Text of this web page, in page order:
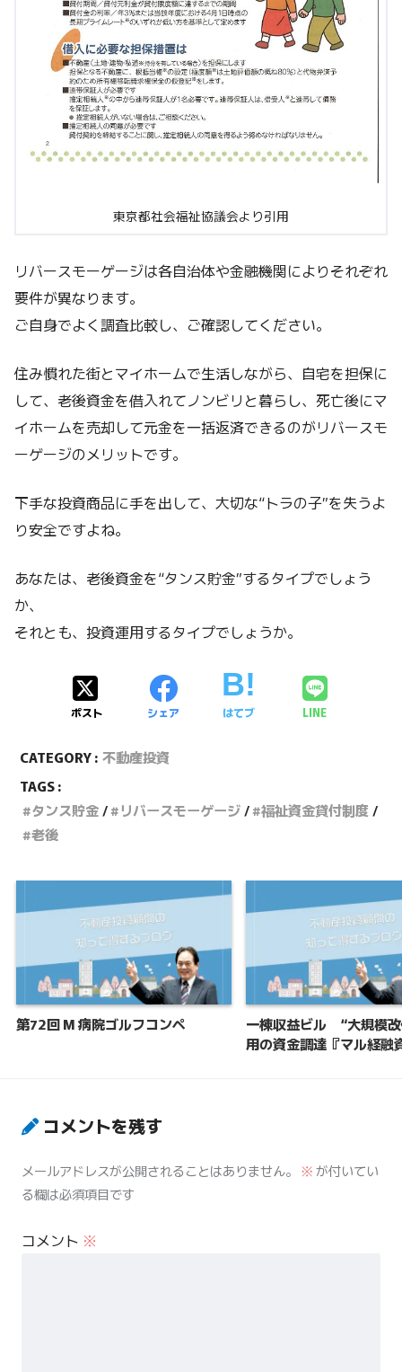
東京都社会福祉協議会より引用
リバースモーゲージは各自治体や金融機関によりそれぞれ
要件が異なります。
ご自身でよく調査比較し、ご確認してください。
住み慣れた街とマイホームで生活しながら、自宅を担保に
して、老後資金を借入れてノンビリと暮らし、死亡後にマ
イホームを売却して元金を一括返済できるのがリバースモ
ーゲージのメリットです。
下手な投資商品に手を出して、大切な“トラの子”を失うよ
り安全ですよね。
あなたは、老後資金を“タンス貯金”するタイプでしょう
か、
それとも、投資運用するタイプでしょうか。
ポスト シェア はてブ LINE
CATEGORY : 不動産投資
TAGS :
タンス貯金
リバースモーゲージ
福祉資金貸付制度
老後
第72回 M 病院ゴルフコンペ
一棟収益ビル “大規模
用の資金調達『マル経融
コメントを残す
メールアドレスが公開されることはありません。 ※が付いてい
る欄は必須項目です
コメント ※